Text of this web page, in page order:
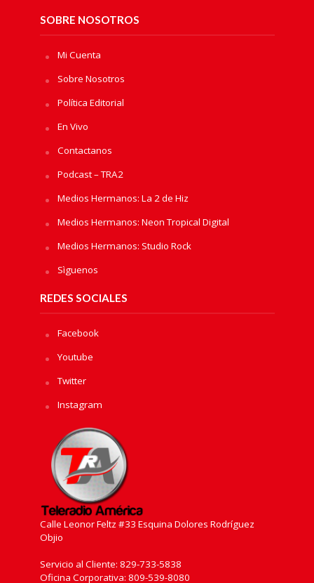
SOBRE NOSOTROS
Mi Cuenta
Sobre Nosotros
Política Editorial
En Vivo
Contactanos
Podcast – TRA2
Medios Hermanos: La 2 de Hiz
Medios Hermanos: Neon Tropical Digital
Medios Hermanos: Studio Rock
Sìguenos
REDES SOCIALES
Facebook
Youtube
Twitter
Instagram
Calle Leonor Feltz #33 Esquina Dolores Rodríguez
Objio
Servicio al Cliente: 829-733-5838
Oficina Corporativa: 809-539-8080